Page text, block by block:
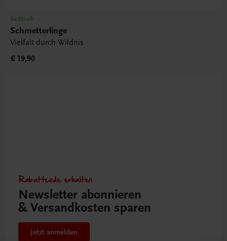
Sachbuch
Schmetterlinge
Vielfalt durch Wildnis
€ 19,90
Rabattcode erhalten
Newsletter abonnieren
& Versandkosten sparen
Jetzt anmelden